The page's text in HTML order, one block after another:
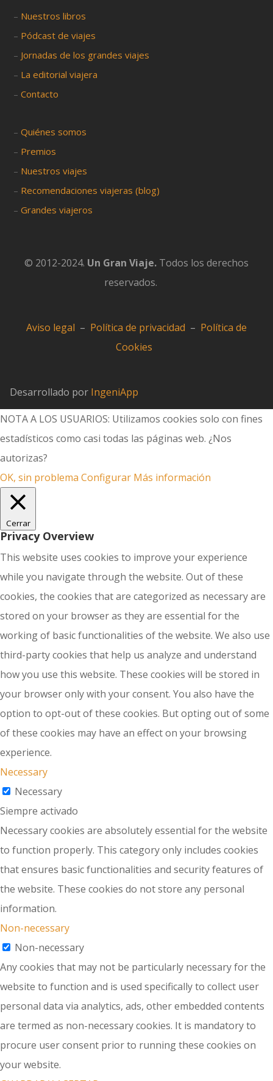
– Nuestros libros
– Pódcast de viajes
– Jornadas de los grandes viajes
– La editorial viajera
–Contacto
–Quiénes somos
– Premios
– Nuestros viajes
– Recomendaciones viajeras (blog)
–Grandes viajeros
© 2012-2024. Un Gran Viaje. Todos los derechos
reservados.
Aviso legal – Política de privacidad – Política de
Cookies
Desarrollado por IngeniApp
NOTA A LOS USUARIOS: Utilizamos cookies solo con fines
estadísticos como casi todas las páginas web. ¿Nos
autorizas?
OK, sin problema Configurar Más información
Cerrar
Privacy Overview
This website uses cookies to improve your experience
while you navigate through the website. Out of these
cookies, the cookies that are categorized as necessary are
stored on your browser as they are essential for the
working of basic functionalities of the website. We also use
third-party cookies that help us analyze and understand
how you use this website. These cookies will be stored in
your browser only with your consent. You also have the
option to opt-out of these cookies. But opting out of some
of these cookies may have an effect on your browsing
experience.
Necessary
Necessary
Siempre activado
Necessary cookies are absolutely essential for the website
to function properly. This category only includes cookies
that ensures basic functionalities and security features of
the website. These cookies do not store any personal
information.
Non-necessary
Non-necessary
Any cookies that may not be particularly necessary for the
website to function and is used specifically to collect user
personal data via analytics, ads, other embedded contents
are termed as non-necessary cookies. It is mandatory to
procure user consent prior to running these cookies on
your website.